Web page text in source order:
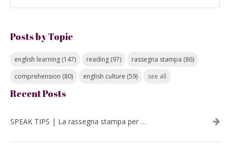
Posts by Topic
english learning (147) reading (97) rassegna stampa (86)
comprehension (80) english culture (59) see all
Recent Posts
SPEAK TIPS | La rassegna stampa per migliorare l’inglese - luglio 2026